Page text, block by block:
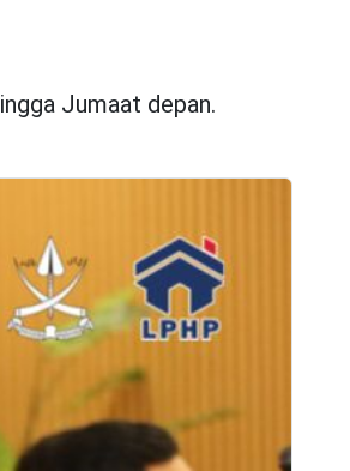
Jumaat depan.